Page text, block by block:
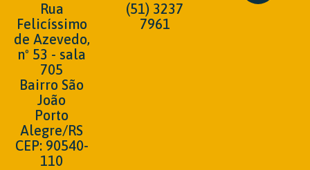
Rua
Felicíssimo
de Azevedo,
nº 53 - sala
705
Bairro São
João
Porto
Alegre/RS
CEP: 90540-
110
(51) 3237
7961